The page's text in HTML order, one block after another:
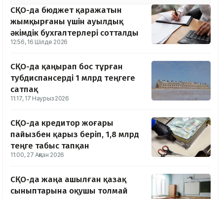
СҚО-да бюджет қаражатын
жымқырғаны үшін ауылдық
әкімдік бухгалтерлері сотталды
12:56, 16 Шілде 2026
СҚО-да қаңырап бос тұрған
тубдиспансерді 1 млрд теңгеге
сатпақ
11:17, 17 Наурыз 2026
СҚО-да кредитор жоғары
пайызбен қарыз беріп, 1,8 млрд
теңге табыс тапқан
11:00, 27 Ақпан 2026
СҚО-да жаңа ашылған қазақ
сыныптарына оқушы толмай